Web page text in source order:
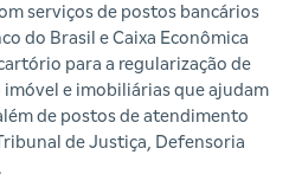
serviços de postos bancários
do Brasil e Caixa Econômica
para a regularização de
e imobiliárias que ajudam
de postos de atendimento
de Justiça, Defensoria